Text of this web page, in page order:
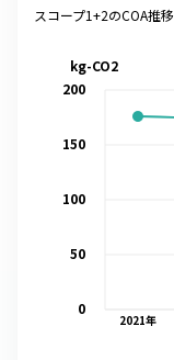
スコープ1+2のCOA推移
2021年
0
50
100
150
200
kg-CO2